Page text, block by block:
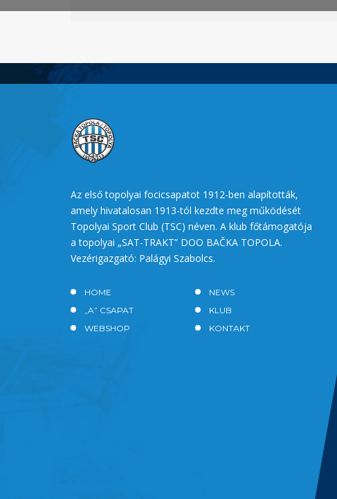
Az első topolyai focicsapatot 1912-ben alapították,
amely hivatalosan 1913-tól kezdte meg működését
Topolyai Sport Club (TSC) néven. A klub főtámogatója
a topolyai „SAT-TRAKT” DOO BAČKA TOPOLA.
Vezérigazgató: Palágyi Szabolcs.
HOME
NEWS
„A” CSAPAT
KLUB
WEBSHOP
KONTAKT